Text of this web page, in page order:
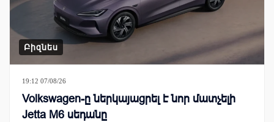
Բիզնես
19:12 07/08/26
Volkswagen-ը ներկայացրել է նոր մատչելի
Jetta M6 սեդանը